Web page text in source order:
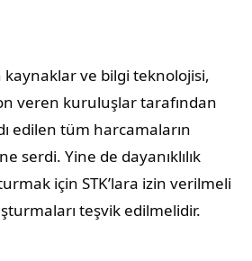
kaynaklar ve bilgi teknolojisi,
veren kuruluşlar tarafından
edilen tüm harcamaların
serdi. Yine de dayanıklılık
için STK’lara izin verilmeli
teşvik edilmelidir.